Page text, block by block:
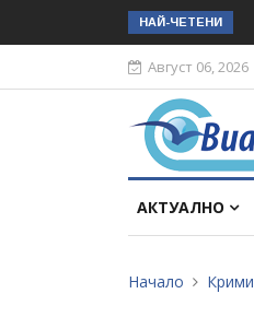
НАЙ-ЧЕТЕНИ
Август 06, 2026
АКТУАЛНО
Начало Крими